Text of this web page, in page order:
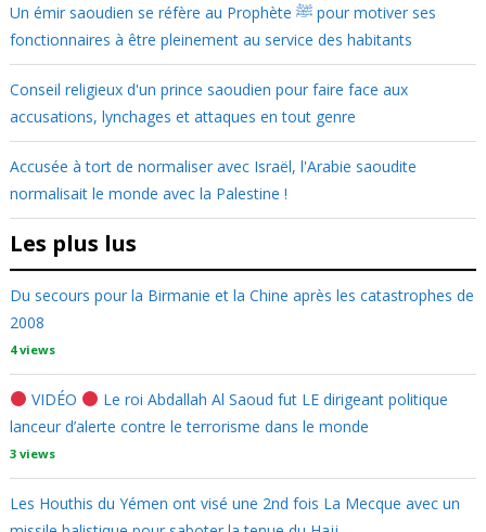
Un émir saoudien se réfère au Prophète ﷺ pour motiver ses
fonctionnaires à être pleinement au service des habitants
Conseil religieux d'un prince saoudien pour faire face aux
accusations, lynchages et attaques en tout genre
Accusée à tort de normaliser avec Israël, l'Arabie saoudite
normalisait le monde avec la Palestine !
Les plus lus
Du secours pour la Birmanie et la Chine après les catastrophes de
2008
4 views
VIDÉO
Le roi Abdallah Al Saoud fut LE dirigeant politique
lanceur d’alerte contre le terrorisme dans le monde
3 views
Les Houthis du Yémen ont visé une 2nd fois La Mecque avec un